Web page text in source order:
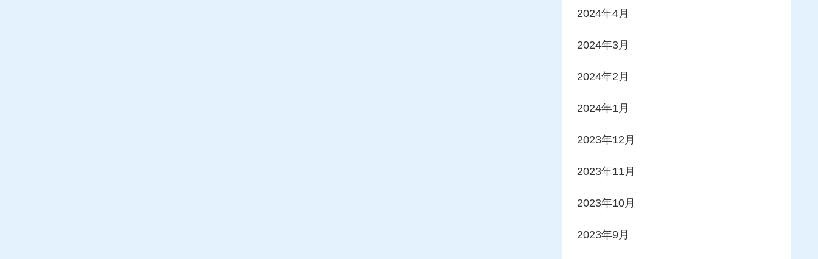
2024年4月
2024年3月
2024年2月
2024年1月
2023年12月
2023年11月
2023年10月
2023年9月